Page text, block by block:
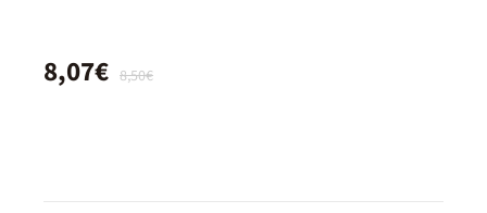
8,50€
8,07€